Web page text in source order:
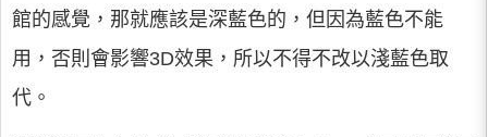
館的感覺，那就應該是深藍色的，但因為藍色不能
用，否則會影響3D效果，所以不得不改以淺藍色取
代。